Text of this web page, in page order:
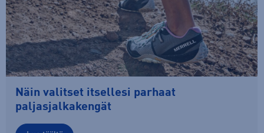
Näin valitset itsellesi parhaat
paljasjalkakengät